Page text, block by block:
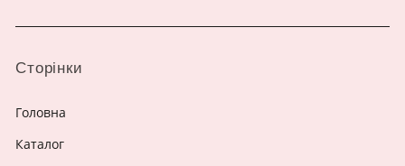
Сторінки
Головна
Каталог